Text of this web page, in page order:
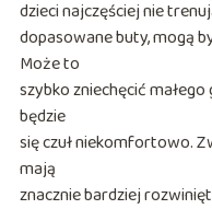
dzieci najczęściej nie
dopasowane buty, mogą
Może to
szybko zniechęcić
będzie
się czuł niekomfortowo.
mają
znacznie bardziej